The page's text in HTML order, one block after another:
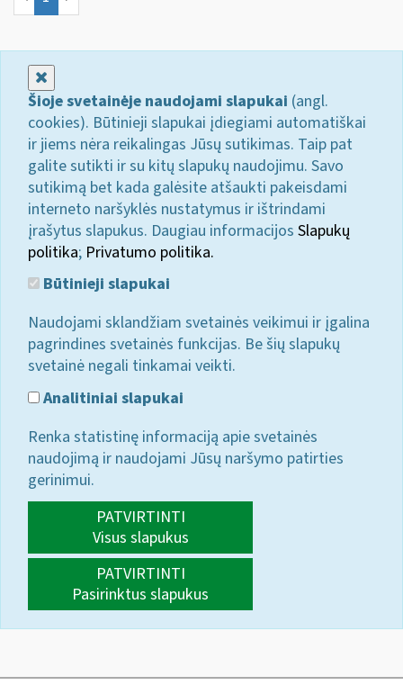
Šioje svetainėje naudojami slapukai (angl.
cookies). Būtinieji slapukai įdiegiami automatiškai
ir jiems nėra reikalingas Jūsų sutikimas. Taip pat
galite sutikti ir su kitų slapukų naudojimu. Savo
sutikimą bet kada galėsite atšaukti pakeisdami
interneto naršyklės nustatymus ir ištrindami
įrašytus slapukus. Daugiau informacijos Slapukų
politika; Privatumo politika.
Būtinieji slapukai
Naudojami sklandžiam svetainės veikimui ir įgalina
pagrindines svetainės funkcijas. Be šių slapukų
svetainė negali tinkamai veikti.
Analitiniai slapukai
Renka statistinę informaciją apie svetainės
naudojimą ir naudojami Jūsų naršymo patirties
gerinimui.
PATVIRTINTI
Visus slapukus
PATVIRTINTI
Pasirinktus slapukus